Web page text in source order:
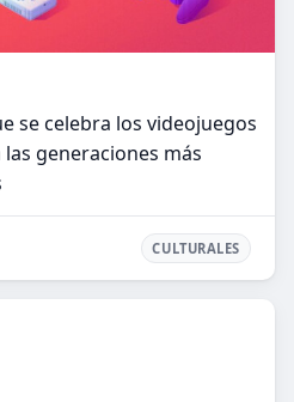
se celebra los videojuegos
generaciones más
CULTURALES